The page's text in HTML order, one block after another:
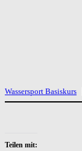
Wassersport Basiskurs
Teilen mit: